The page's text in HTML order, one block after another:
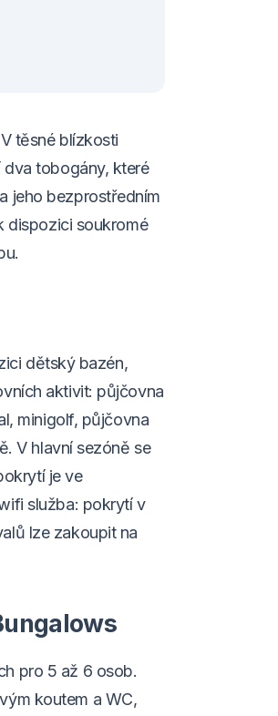
těsné blízkosti
dva tobogány, které
jeho bezprostředním
dispozici soukromé
dětský bazén,
aktivit: půjčovna
minigolf, půjčovna
V hlavní sezóně se
je ve
služba: pokrytí v
lze zakoupit na
pro 5 až 6 osob.
koutem a WC,